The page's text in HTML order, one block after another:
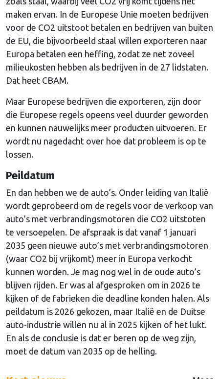
maken ervan. In de Europese Unie moeten bedrijven
voor de CO2 uitstoot betalen en bedrijven van buiten
de EU, die bijvoorbeeld staal willen exporteren naar
Europa betalen een heffing, zodat ze net zoveel
milieukosten hebben als bedrijven in de 27 lidstaten.
Dat heet CBAM.
Maar Europese bedrijven die exporteren, zijn door
die Europese regels opeens veel duurder geworden
en kunnen nauwelijks meer producten uitvoeren. Er
wordt nu nagedacht over hoe dat probleem is op te
lossen.
Peildatum
En dan hebben we de auto’s. Onder leiding van Italië
wordt geprobeerd om de regels voor de verkoop van
auto’s met verbrandingsmotoren die CO2 uitstoten
te versoepelen. De afspraak is dat vanaf 1 januari
2035 geen nieuwe auto’s met verbrandingsmotoren
(waar CO2 bij vrijkomt) meer in Europa verkocht
kunnen worden. Je mag nog wel in de oude auto’s
blijven rijden. Er was al afgesproken om in 2026 te
kijken of de fabrieken die deadline konden halen. Als
peildatum is 2026 gekozen, maar Italië en de Duitse
auto-industrie willen nu al in 2025 kijken of het lukt.
En als de conclusie is dat er beren op de weg zijn,
moet de datum van 2035 op de helling.